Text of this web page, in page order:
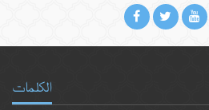
الكلمات